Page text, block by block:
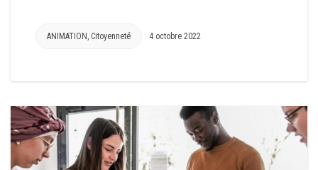
ANIMATION Citoyenneté 4 octobre 2022